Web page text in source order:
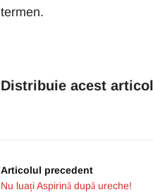
termen.
Distribuie acest articol
Articolul precedent
Nu luați Aspirină după ureche!